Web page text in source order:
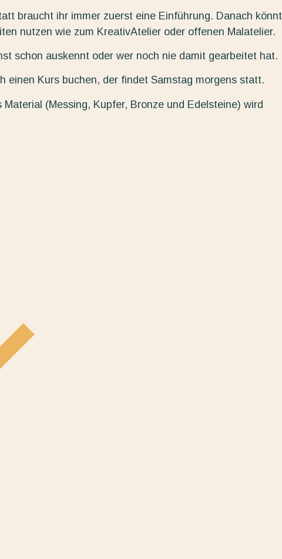
braucht ihr immer zuerst eine Einführung. Danach könnt
nutzen wie zum KreativAtelier oder offenen Malatelier.
schon auskennt oder wer noch nie damit gearbeitet hat.
einen Kurs buchen, der findet Samstag morgens statt.
(Messing, Kupfer, Bronze und Edelsteine) wird